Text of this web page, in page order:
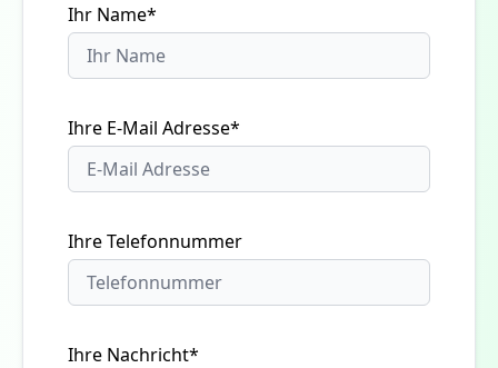
Ihr Name*
Ihre E-Mail Adresse*
Ihre Telefonnummer
Ihre Nachricht*